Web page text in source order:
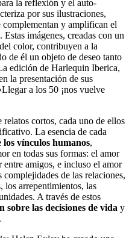
la reflexión y el auto-
por sus ilustraciones,
complementan y amplifican el
imágenes, creadas con un
color, contribuyen a la
de él un objeto de deseo tanto
edición de Harlequin Iberica,
la presentación de sus
a los 50 ¡nos vuelve
cortos, cada uno de ellos
La esencia de cada
los vínculos humanos,
en todas sus formas: el amor
amigos, e incluso el amor
de las relaciones,
los arrepentimientos, las
A través de estos
sobre las decisiones de vida y